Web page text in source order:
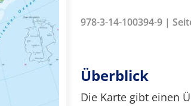
978-3-14-100394-9 |
Überblick
Die Karte gibt einen